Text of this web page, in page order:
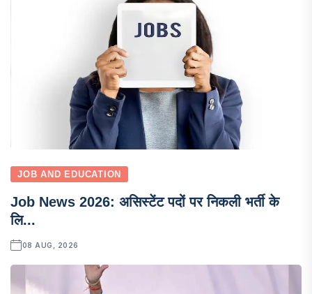
JOB AND EDUCATION
Job News 2026: असिस्टेंट पदों पर निकली भर्ती के
लि...
08 AUG, 2026